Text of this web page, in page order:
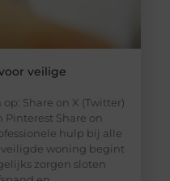
veilige
Share on X (Twitter)
Pinterest Share on
hulp bij alle
woning begint
zorgen sloten